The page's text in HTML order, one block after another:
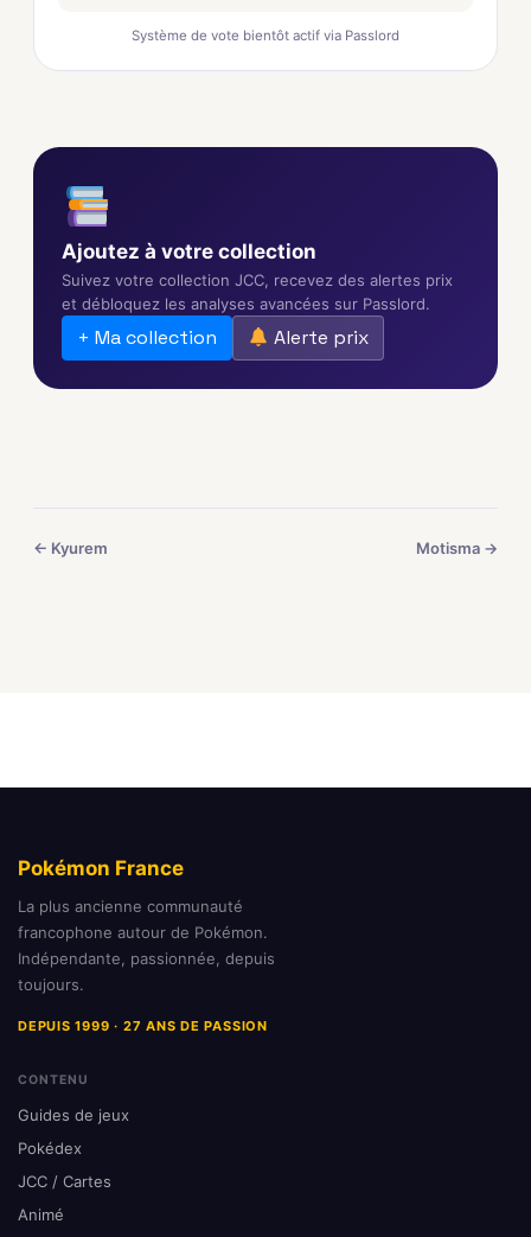
Système de vote bientôt actif via Passlord
Ajoutez à votre collection
Suivez votre collection JCC, recevez des alertes prix
et débloquez les analyses avancées sur Passlord.
+ Ma collection Alerte prix
← Kyurem Motisma →
Pokémon France
La plus ancienne communauté
francophone autour de Pokémon.
Indépendante, passionnée, depuis
toujours.
DEPUIS 1999 · 27 ANS DE PASSION
CONTENU
Guides de jeux
Pokédex
JCC / Cartes
Animé